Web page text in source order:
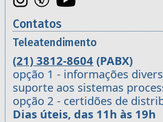
Contatos
Teleatendimento
(21) 3812-8604 (PABX)
opção 1 - informações
suporte aos sistemas
opção 2 - certidões de
Dias úteis, das 11h às 19h